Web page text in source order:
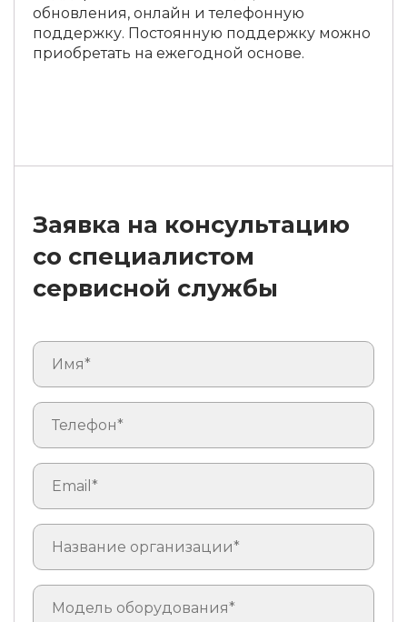
обновления, онлайн и телефонную
поддержку. Постоянную поддержку можно
приобретать на ежегодной основе.
Заявка на консультацию
со специалистом
сервисной службы